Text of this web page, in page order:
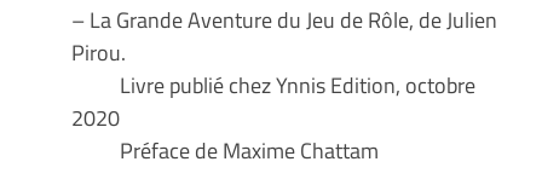
– La Grande Aventure du Jeu de Rôle, de Julien
Pirou.
Livre publié chez Ynnis Edition, octobre
2020
Préface de Maxime Chattam